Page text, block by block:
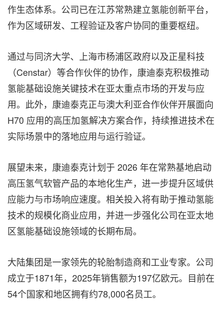
作生态体系。公司已在江苏常熟建立氢能创新平台，
作为区域研发、工程验证及客户协同的重要枢纽。
通过与同济大学、上海市杨浦区政府以及正星科技
（Censtar）等合作伙伴的协作，康迪泰克积极推动
氢能基础设施关键技术在亚太重点市场的开发与应
用。此外，康迪泰克正与澳大利亚合作伙伴开展面向
H70 应用的高压加氢解决方案合作，持续推进技术在
实际场景中的落地应用与运行验证。
展望未来，康迪泰克计划于 2026 年在常熟基地启动
高压氢气软管产品的本地化生产，进一步提升区域供
应能力与市场响应速度。相关投入将有助于推动氢能
技术的规模化商业应用，并进一步强化公司在亚太地
区氢能基础设施领域的长期布局。
大陆集团是一家领先的轮胎制造商和工业专家。公司
成立于1871年，2025年销售额为197亿欧元。目前在
54个国家和地区拥有约78,000名员工。